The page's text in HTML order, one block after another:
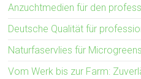
Anzuchtmedien für den
Deutsche Qualität für
Naturfaservlies für Microgreens
Vom Werk bis zur Farm: